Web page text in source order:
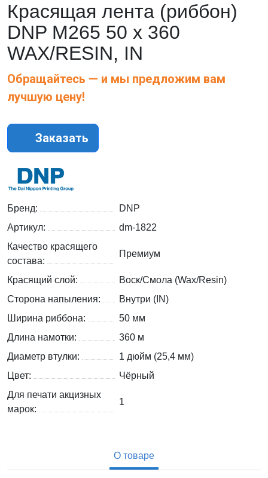
Красящая лента (риббон)
DNP M265 50 х 360
WAX/RESIN, IN
Обращайтесь — и мы предложим вам
лучшую цену!
Заказать
Бренд:
DNP
Артикул:
dm-1822
Качество красящего
состава:
Премиум
Красящий слой:
Воск/Смола (Wax/Resin)
Сторона напыления:
Внутри (IN)
Ширина риббона:
50 мм
Длина намотки:
360 м
Диаметр втулки:
1 дюйм (25,4 мм)
Цвет:
Чёрный
Для печати акцизных
марок:
1
О товаре